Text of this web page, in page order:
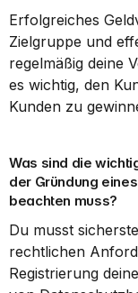
Erfolgreiches
Zielgruppe und
regelmäßig deine
es wichtig, den
Kunden zu
Was sind die
der Gründung
beachten muss?
Du musst
rechtlichen
Registrierung